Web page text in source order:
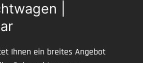
|
Ihnen ein breites Angebot